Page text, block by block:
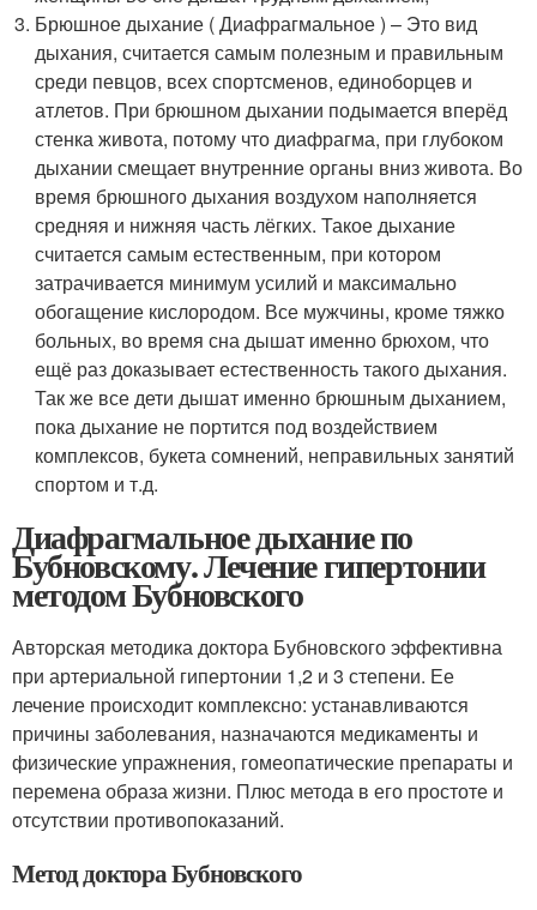
Брюшное дыхание ( Диафрагмальное ) – Это вид
дыхания, считается самым полезным и правильным
среди певцов, всех спортсменов, единоборцев и
атлетов. При брюшном дыхании подымается вперёд
стенка живота, потому что диафрагма, при глубоком
дыхании смещает внутренние органы вниз живота. Во
время брюшного дыхания воздухом наполняется
средняя и нижняя часть лёгких. Такое дыхание
считается самым естественным, при котором
затрачивается минимум усилий и максимально
обогащение кислородом. Все мужчины, кроме тяжко
больных, во время сна дышат именно брюхом, что
ещё раз доказывает естественность такого дыхания.
Так же все дети дышат именно брюшным дыханием,
пока дыхание не портится под воздействием
комплексов, букета сомнений, неправильных занятий
спортом и т.д.
Диафрагмальное дыхание по
Бубновскому. Лечение гипертонии
методом Бубновского
Авторская методика доктора Бубновского эффективна
при артериальной гипертонии 1,2 и 3 степени. Ее
лечение происходит комплексно: устанавливаются
причины заболевания, назначаются медикаменты и
физические упражнения, гомеопатические препараты и
перемена образа жизни. Плюс метода в его простоте и
отсутствии противопоказаний.
Метод доктора Бубновского